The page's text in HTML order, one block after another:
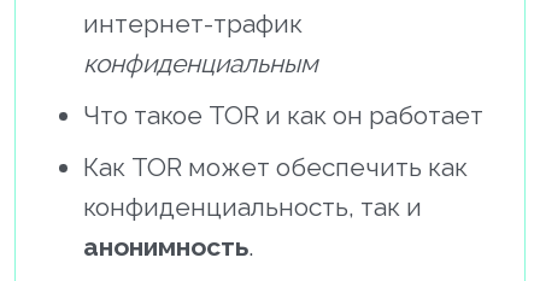
интернет-трафик
конфиденциальным
Что такое TOR и как он работает
Как TOR может обеспечить как
конфиденциальность, так и
анонимность.